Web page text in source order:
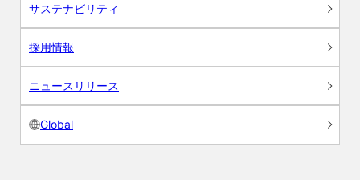
サステナビリティ
採用情報
ニュースリリース
Global